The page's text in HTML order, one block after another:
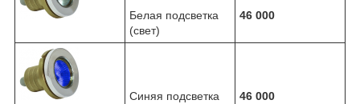
Белая подсветка
(свет)
46 000
Синяя подсветка
46 000